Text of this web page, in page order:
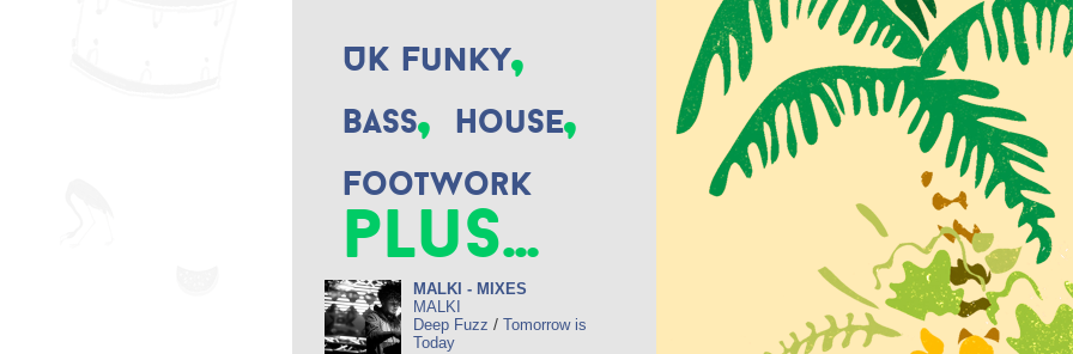
UK Funky,
Bass, House,
Footwork
plus...
MALKI - MIXES
MALKI
Deep Fuzz / Tomorrow is
Today